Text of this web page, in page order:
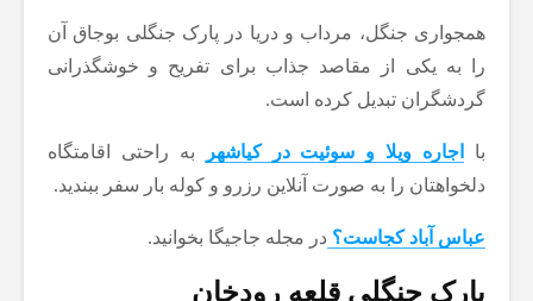
همجواری جنگل، مرداب و دریا در پارک جنگلی بوجاق آن
را به یکی از مقاصد جذاب برای تفریح و خوشگذرانی
گردشگران تبدیل کرده است.
با اجاره ویلا و سوئیت در کیاشهر
به راحتی اقامتگاه
دلخواهتان را به صورت آنلاین رزرو و کوله بار سفر ببندید.
عباس آباد کجاست؟ در مجله جاجیگا بخوانید.
پارک جنگلی قلعه رودخان